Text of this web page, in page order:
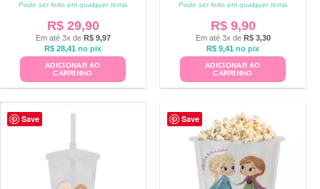
Pode ser feito em qualquer tema
R$29,90
Em até 3x de R$9,97
R$ 28,41 no pix
ADICIONAR AO
CARRINHO
Pode ser feito em qualquer tema
R$9,90
Em até 3x de R$3,30
R$ 9,41 no pix
ADICIONAR AO
CARRINHO
Save Save